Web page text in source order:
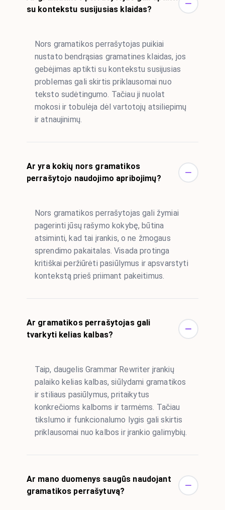
su kontekstu susijusias klaidas?
Nors gramatikos perrašytojas puikiai
nustato bendrąsias gramatines klaidas, jos
gebėjimas aptikti su kontekstu susijusias
problemas gali skirtis priklausomai nuo
teksto sudėtingumo. Tačiau ji nuolat
mokosi ir tobulėja dėl vartotojų atsiliepimų
ir atnaujinimų.
Ar yra kokių nors gramatikos
perrašytojo naudojimo apribojimų?
Nors gramatikos perrašytojas gali žymiai
pagerinti jūsų rašymo kokybę, būtina
atsiminti, kad tai įrankis, o ne žmogaus
sprendimo pakaitalas. Visada protinga
kritiškai peržiūrėti pasiūlymus ir apsvarstyti
kontekstą prieš priimant pakeitimus.
Ar gramatikos perrašytojas gali
tvarkyti kelias kalbas?
Taip, daugelis Grammar Rewriter įrankių
palaiko kelias kalbas, siūlydami gramatikos
ir stiliaus pasiūlymus, pritaikytus
konkrečioms kalboms ir tarmėms. Tačiau
tikslumo ir funkcionalumo lygis gali skirtis
priklausomai nuo kalbos ir įrankio galimybių.
Ar mano duomenys saugūs naudojant
gramatikos perrašytuvą?